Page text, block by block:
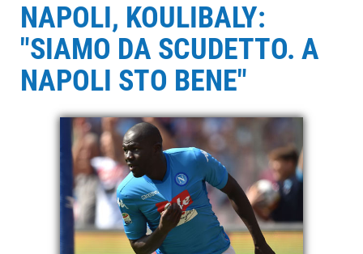
NAPOLI, KOULIBALY:
"SIAMO DA SCUDETTO. A
NAPOLI STO BENE"